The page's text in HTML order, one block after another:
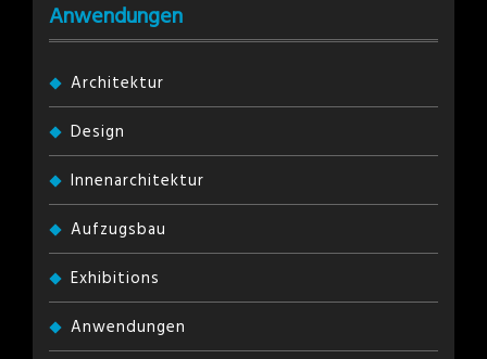
Anwendungen
Architektur
Design
Innenarchitektur
Aufzugsbau
Exhibitions
Anwendungen